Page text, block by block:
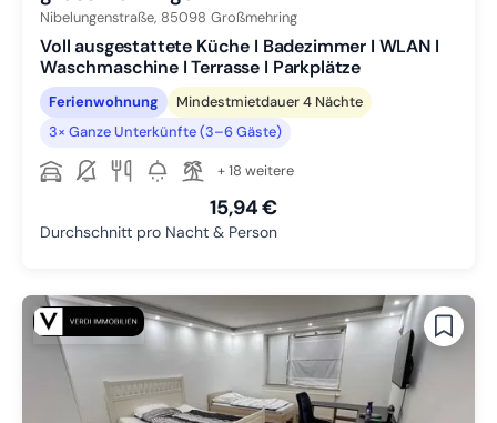
Nibelungenstraße, 85098 Großmehring
Voll ausgestattete Küche I Badezimmer I WLAN I
Waschmaschine I Terrasse I Parkplätze
Ferienwohnung
Mindestmietdauer 4 Nächte
3× Ganze Unterkünfte (3–6 Gäste)
+ 18 weitere
15,94 €
Durchschnitt pro Nacht & Person